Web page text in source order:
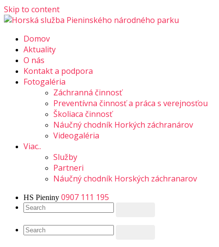
Skip to content
Číslo záchrannej služby: 0907 111 195
Domov
Aktuality
O nás
Kontakt a podpora
Fotogaléria
Záchranná činnosť
Preventívna činnosť a práca s verejnosťou
Školiaca činnosť
Náučný chodník Horkých záchranárov
Videogaléria
Viac..
Služby
Partneri
Náučný chodník Horských záchranarov
HS Pieniny 0907 111 195